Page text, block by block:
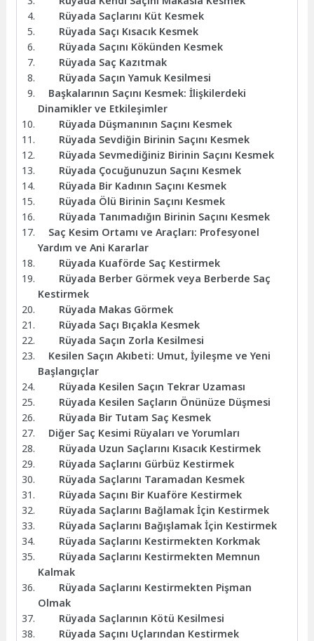
Rüyada Saçlarını Küt Kesmek
Rüyada Saçı Kısacık Kesmek
Rüyada Saçını Kökünden Kesmek
Rüyada Saç Kazıtmak
Rüyada Saçın Yamuk Kesilmesi
Başkalarının Saçını Kesmek: İlişkilerdeki
Dinamikler ve Etkileşimler
Rüyada Düşmanının Saçını Kesmek
Rüyada Sevdiğin Birinin Saçını Kesmek
Rüyada Sevmediğiniz Birinin Saçını Kesmek
Rüyada Çocuğunuzun Saçını Kesmek
Rüyada Bir Kadının Saçını Kesmek
Rüyada Ölü Birinin Saçını Kesmek
Rüyada Tanımadığın Birinin Saçını Kesmek
Saç Kesim Ortamı ve Araçları: Profesyonel
Yardım ve Ani Kararlar
Rüyada Kuaförde Saç Kestirmek
Rüyada Berber Görmek veya Berberde Saç
Kestirmek
Rüyada Makas Görmek
Rüyada Saçı Bıçakla Kesmek
Rüyada Saçın Zorla Kesilmesi
Kesilen Saçın Akıbeti: Umut, İyileşme ve Yeni
Başlangıçlar
Rüyada Kesilen Saçın Tekrar Uzaması
Rüyada Kesilen Saçların Önünüze Düşmesi
Rüyada Bir Tutam Saç Kesmek
Diğer Saç Kesimi Rüyaları ve Yorumları
Rüyada Uzun Saçlarını Kısacık Kestirmek
Rüyada Saçlarını Gürbüz Kestirmek
Rüyada Saçlarını Taramadan Kesmek
Rüyada Saçını Bir Kuaföre Kestirmek
Rüyada Saçlarını Bağlamak İçin Kestirmek
Rüyada Saçlarını Bağışlamak İçin Kestirmek
Rüyada Saçlarını Kestirmekten Korkmak
Rüyada Saçlarını Kestirmekten Memnun
Kalmak
Rüyada Saçlarını Kestirmekten Pişman
Olmak
Rüyada Saçlarının Kötü Kesilmesi
Rüyada Saçını Uçlarından Kestirmek